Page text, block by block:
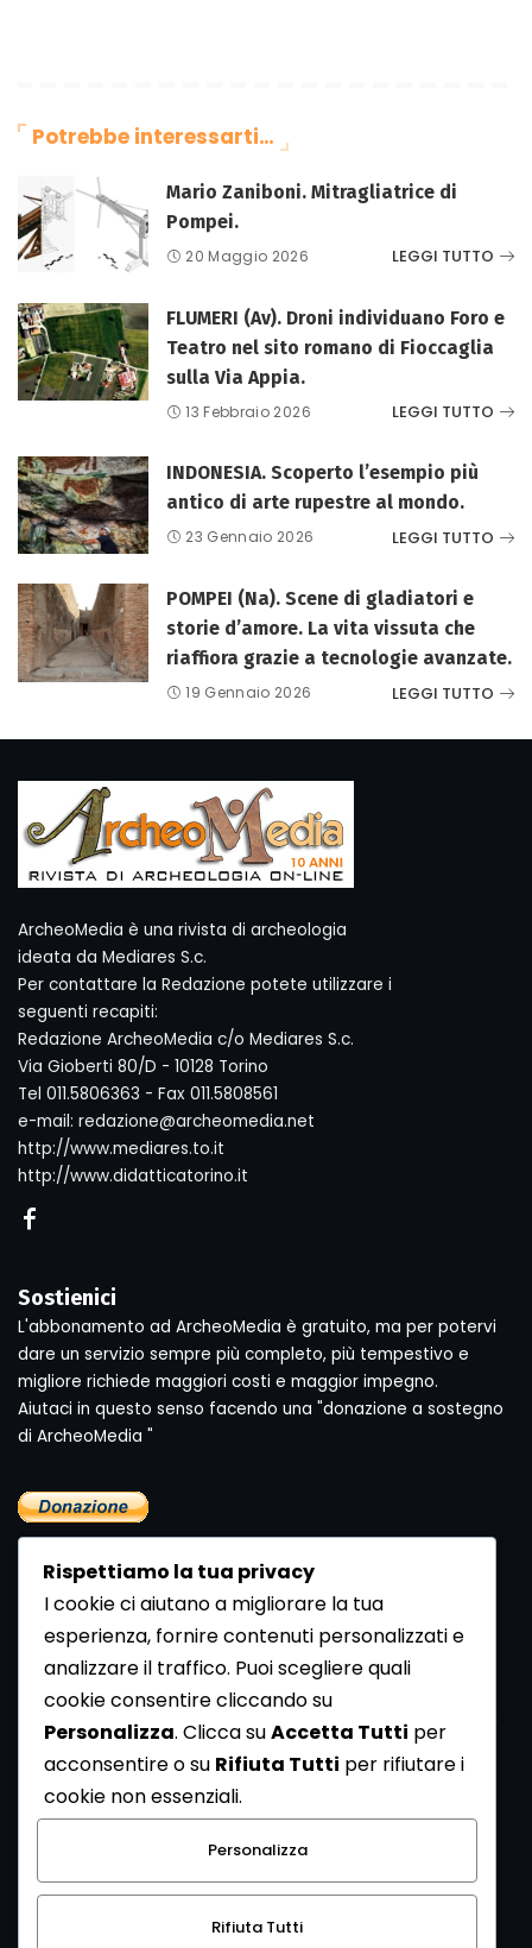
Potrebbe interessarti…
Mario Zaniboni. Mitragliatrice di
Pompei.
20 Maggio 2026 LEGGI TUTTO
FLUMERI (Av). Droni individuano Foro e
Teatro nel sito romano di Fioccaglia
sulla Via Appia.
13 Febbraio 2026 LEGGI TUTTO
INDONESIA. Scoperto l’esempio più
antico di arte rupestre al mondo.
23 Gennaio 2026 LEGGI TUTTO
POMPEI (Na). Scene di gladiatori e
storie d’amore. La vita vissuta che
riaffiora grazie a tecnologie avanzate.
19 Gennaio 2026 LEGGI TUTTO
ArcheoMedia è una rivista di archeologia
ideata da Mediares S.c.
Per contattare la Redazione potete utilizzare i
seguenti recapiti:
Redazione ArcheoMedia c/o Mediares S.c.
Via Gioberti 80/D - 10128 Torino
Tel 011.5806363 - Fax 011.5808561
e-mail: redazione@archeomedia.net
http://www.mediares.to.it
http://www.didatticatorino.it
Sostienici
L'abbonamento ad ArcheoMedia è gratuito, ma per potervi
dare un servizio sempre più completo, più tempestivo e
migliore richiede maggiori costi e maggior impegno.
Aiutaci in questo senso facendo una "donazione a sostegno
di ArcheoMedia "
Newsletter
Se vuoi ricevere la Rivista gratuita di archeologia realizzata
dalla Redazione di ArcheoMedia iscriviti alla nostra
Newsletter [Clicca Qui]
Con l'invio del messaggio l'utente dichiara di aver letto
l’informativa sulla privacy e di acconsentire al trattamento
dei propri dati personali.
Rispettiamo la tua privacy
I cookie ci aiutano a migliorare la tua
esperienza, fornire contenuti personalizzati e
analizzare il traffico. Puoi scegliere quali
cookie consentire cliccando su
Personalizza. Clicca suAccetta Tutti per
acconsentire o su Rifiuta Tutti per rifiutare i
cookie non essenziali.
Personalizza
Rifiuta Tutti